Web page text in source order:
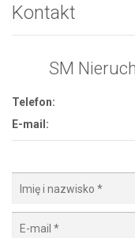
Kontakt
SM
Telefon:
E-mail: